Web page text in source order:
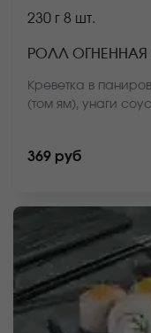
230 г 8 шт.
РОЛЛ ОГНЕННАЯ
Креветка в
(том ям), унаги соус,
369 руб